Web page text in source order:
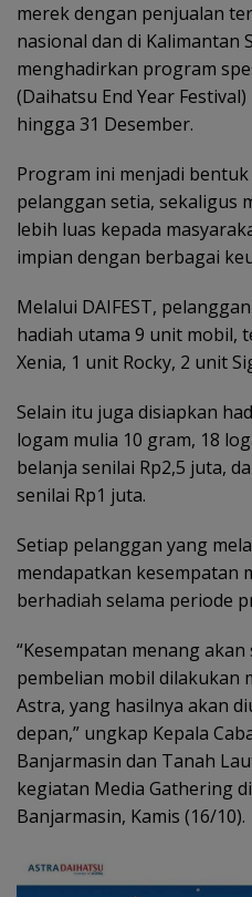
merek dengan penjualan
nasional dan di Kalimantan
menghadirkan program
(Daihatsu End Year
hingga 31 Desember.
Program ini menjadi
pelanggan setia, sekaligus
lebih luas kepada
impian dengan berbagai
Melalui DAIFEST,
hadiah utama 9 unit mobil,
Xenia, 1 unit Rocky, 2 unit
Selain itu juga disiapkan
logam mulia 10 gram, 18
belanja senilai Rp2,5 juta,
senilai Rp1 juta.
Setiap pelanggan yang
mendapatkan kesempatan
berhadiah selama periode
“Kesempatan menang
pembelian mobil dilakukan
Astra, yang hasilnya akan
depan,” ungkap Kepala
Banjarmasin dan Tanah
kegiatan Media Gathering
Banjarmasin, Kamis (16/10).